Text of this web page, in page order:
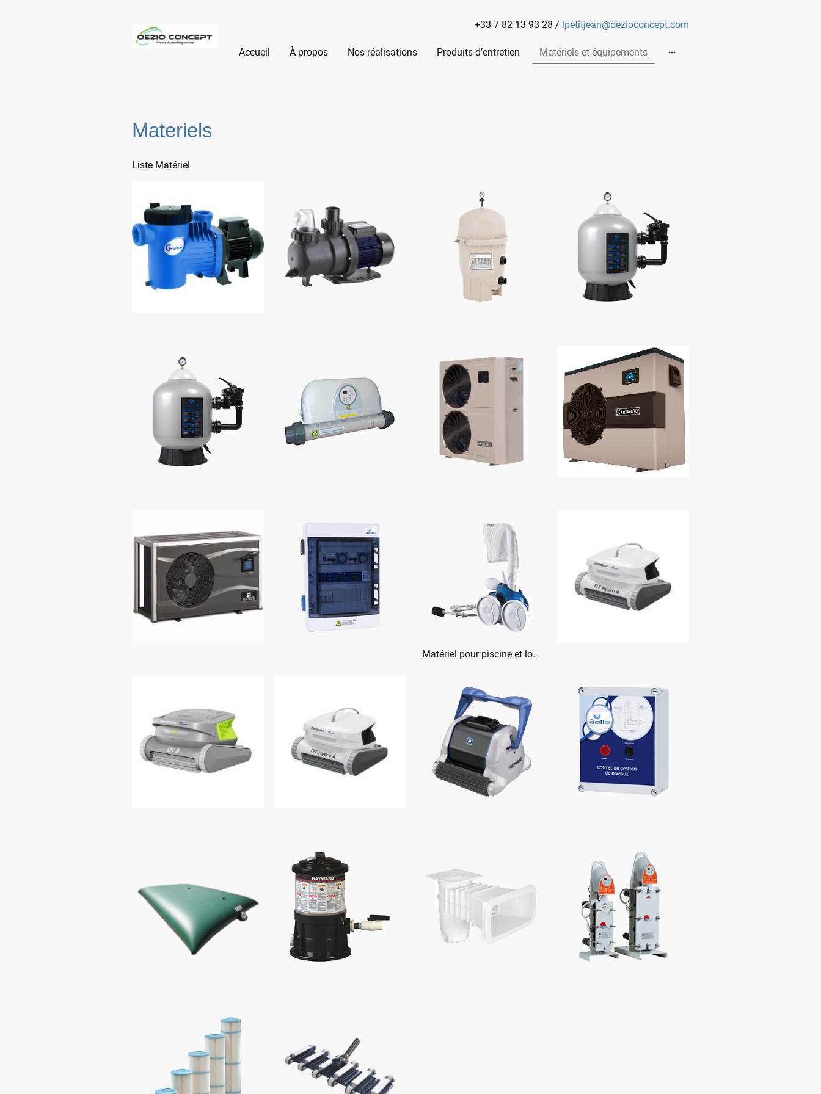
+33 7 82 13 93 28 / lpetitjean@oezioconcept.com
Accueil À propos Nos réalisations Produits d’entretien Matériels et équipements
Materiels
Liste Matériel
Matériel pour piscine et locaux techniques